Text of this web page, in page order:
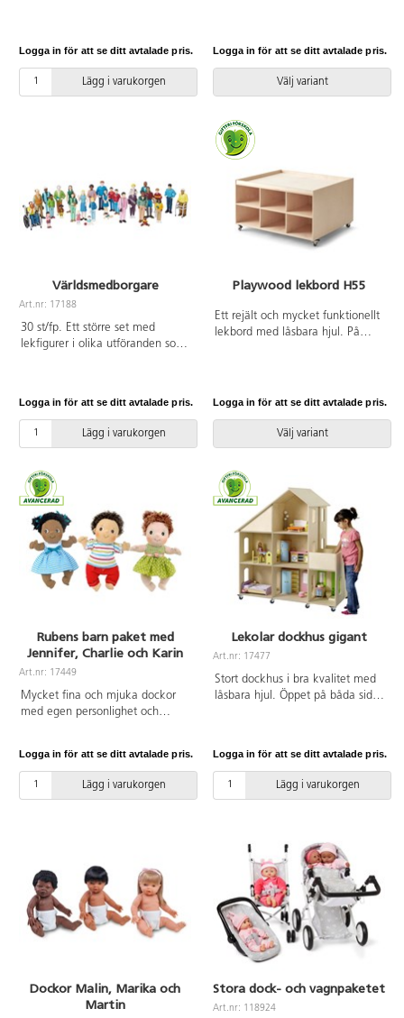
förbjudna ftalater. Från 3 år.
Logga in för att se ditt avtalade pris.
Lägg i varukorgen
anpassade efter mått till
Lekolars garage, bondgårdar och
dockhus är anpassade för
dämpa ljudet och skydda ytan
finns att köpa till. Av kraftig,
vitpigmenterad, FSC-godkänd
plywood. Levereras
färdigmonterat. Mått:
L99xB84xH33 cm. Fackens
innermått: B31xH20xD39 cm.
Logga in för att se ditt avtalade pris.
Välj variant
Världsmedborgare
Art.nr: 17188
30 st/fp. Ett större set med
lekfigurer i olika utföranden som
förbjudna ftalater. Från 3 år.
Logga in för att se ditt avtalade pris.
Lägg i varukorgen
Playwood lekbord H55
Ett rejält och mycket funktionellt
lekbord med låsbara hjul. På
anpassade efter mått till
Lekolars garage, bondgårdar och
dockhus är anpassade för
dämpa ljudet och skydda ytan
finns att köpa till. Av kraftig,
vitpigmenterad, FSC-godkänd
plywood. Levereras
färdigmonterat. Mått:
L99xB84xH55 cm. Fackens
innermått: B31xH20xD39 cm.
Från 3 år.
Logga in för att se ditt avtalade pris.
Välj variant
Rubens barn paket med
Jennifer, Charlie och Karin
Art.nr: 17449
Mycket fina och mjuka dockor
med egen personlighet och
stoppning av återvunnen
polyester. PVC-fri. Från 0 år.
Logga in för att se ditt avtalade pris.
Lägg i varukorgen
Lekolar dockhus gigant
Art.nr: 17477
Stort dockhus i bra kvalitet med
låsbara hjul. Öppet på båda sidor
önskemål. Av björkplywood,
FSC-märkt trä. Levereras
monterat. Figurer och möbler
Logga in för att se ditt avtalade pris.
Lägg i varukorgen
Dockor Malin, Marika och
Martin
Stora dock- och vagnpaketet
Art.nr: 118924